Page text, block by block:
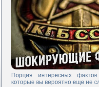
Порция интересных
которые вы вероятно еще не